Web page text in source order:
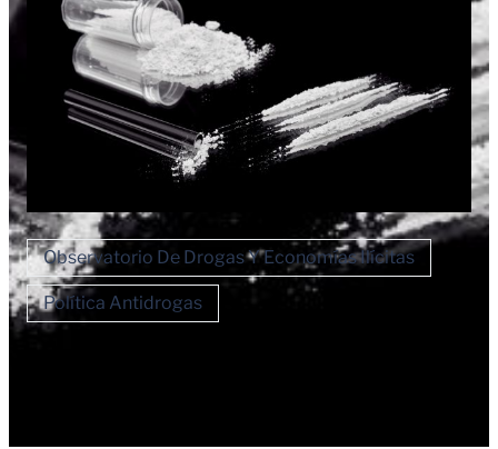
Observatorio De Drogas Y Economías Ilícitas
Política Antidrogas